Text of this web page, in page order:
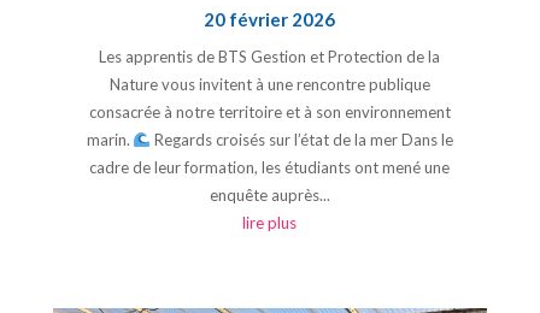
20 février 2026
Les apprentis de BTS Gestion et Protection de la
Nature vous invitent à une rencontre publique
consacrée à notre territoire et à son environnement
marin.
Regards croisés sur l’état de la mer Dans le
cadre de leur formation, les étudiants ont mené une
enquête auprès...
lire plus